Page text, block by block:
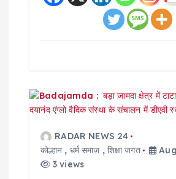
RADAR NEWS 24
कोल्हान , धर्म समाज , शिक्षा जगत
3 views